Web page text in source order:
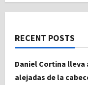
RECENT POSTS
Daniel Cortina lleva
alejadas de la